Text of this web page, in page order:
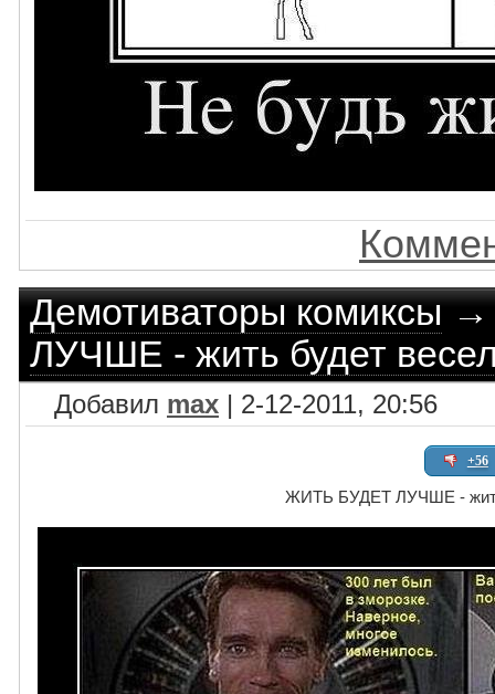
Демотиваторы комиксы
ЛУЧШЕ - жить будет
Добавил max | 2-12-2011, 20:56
+56
ЖИТЬ БУДЕТ ЛУЧШЕ -